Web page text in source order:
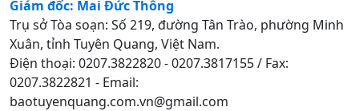
Giám đốc: Mai Đức Thông
Trụ sở Tòa soạn: Số 219, đường Tân Trào, phường Minh
Xuân, tỉnh Tuyên Quang, Việt Nam.
Điện thoại: 0207.3822820 - 0207.3817155 / Fax:
0207.3822821 - Email:
baotuyenquang.com.vn@gmail.com